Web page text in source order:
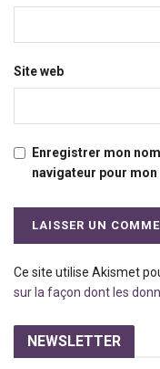
Site web
Enregistrer mon
navigateur pour
Ce site utilise Akismet
sur la façon dont les
NEWSLETTER